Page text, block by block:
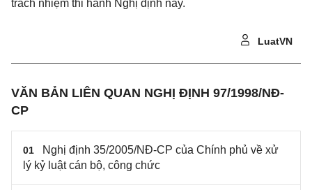
trách nhiệm thi hành Nghị định này.
LuatVN
VĂN BẢN LIÊN QUAN NGHỊ ĐỊNH 97/1998/NĐ-
CP
01
Nghị định 35/2005/NĐ-CP của Chính phủ về xử
lý kỷ luật cán bộ, công chức